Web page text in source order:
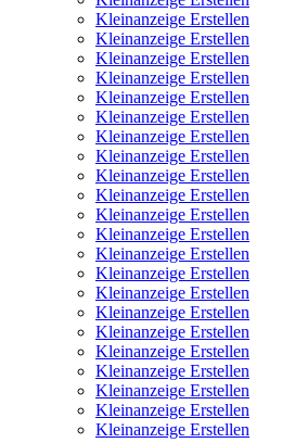
Kleinanzeige Erstellen
Kleinanzeige Erstellen
Kleinanzeige Erstellen
Kleinanzeige Erstellen
Kleinanzeige Erstellen
Kleinanzeige Erstellen
Kleinanzeige Erstellen
Kleinanzeige Erstellen
Kleinanzeige Erstellen
Kleinanzeige Erstellen
Kleinanzeige Erstellen
Kleinanzeige Erstellen
Kleinanzeige Erstellen
Kleinanzeige Erstellen
Kleinanzeige Erstellen
Kleinanzeige Erstellen
Kleinanzeige Erstellen
Kleinanzeige Erstellen
Kleinanzeige Erstellen
Kleinanzeige Erstellen
Kleinanzeige Erstellen
Kleinanzeige Erstellen